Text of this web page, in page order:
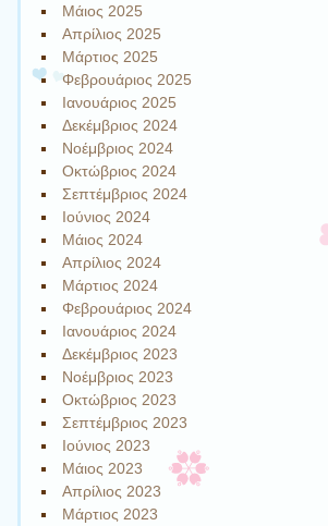
Μάιος 2025
Απρίλιος 2025
Μάρτιος 2025
Φεβρουάριος 2025
Ιανουάριος 2025
Δεκέμβριος 2024
Νοέμβριος 2024
Οκτώβριος 2024
Σεπτέμβριος 2024
Ιούνιος 2024
Μάιος 2024
Απρίλιος 2024
Μάρτιος 2024
Φεβρουάριος 2024
Ιανουάριος 2024
Δεκέμβριος 2023
Νοέμβριος 2023
Οκτώβριος 2023
Σεπτέμβριος 2023
Ιούνιος 2023
Μάιος 2023
Απρίλιος 2023
Μάρτιος 2023